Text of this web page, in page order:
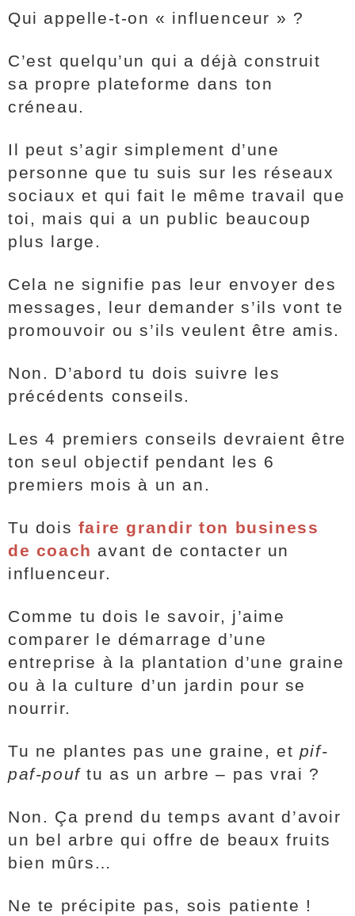
Qui appelle-t-on « influenceur » ?
C’est quelqu’un qui a déjà construit
sa propre plateforme dans ton
créneau.
Il peut s’agir simplement d’une
personne que tu suis sur les réseaux
sociaux et qui fait le même travail que
toi, mais qui a un public beaucoup
plus large.
Cela ne signifie pas leur envoyer des
messages, leur demander s’ils vont te
promouvoir ou s’ils veulent être amis.
Non. D’abord tu dois suivre les
précédents conseils.
Les 4 premiers conseils devraient être
ton seul objectif pendant les 6
premiers mois à un an.
Tu dois faire grandir ton business
de coach avant de contacter un
influenceur.
Comme tu dois le savoir, j’aime
comparer le démarrage d’une
entreprise à la plantation d’une graine
ou à la culture d’un jardin pour se
nourrir.
Tu ne plantes pas une graine, et pif-
paf-pouftu as un arbre – pas vrai ?
Non. Ça prend du temps avant d’avoir
un bel arbre qui offre de beaux fruits
bien mûrs…
Ne te précipite pas, sois patiente !